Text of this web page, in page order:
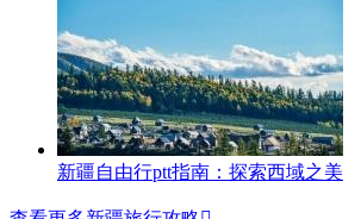
新疆自由行ptt指南：探索西域之美